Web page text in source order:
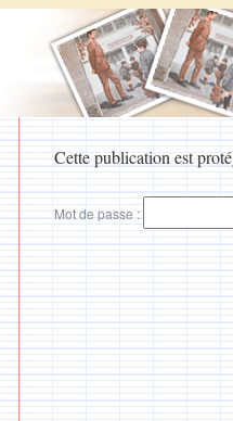
Cette publication est
Mot de passe :